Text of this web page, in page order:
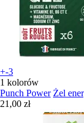
+-3
1 kolorów
Punch Power Żel
21,00 zł